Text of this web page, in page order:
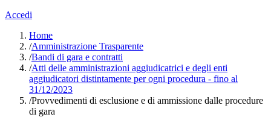
Accedi
Home
/Amministrazione Trasparente
/Bandi di gara e contratti
/Atti delle amministrazioni aggiudicatrici e degli enti
aggiudicatori distintamente per ogni procedura - fino al
31/12/2023
/Provvedimenti di esclusione e di ammissione dalle procedure
di gara